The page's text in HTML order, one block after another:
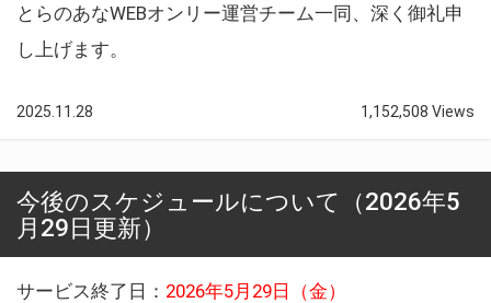
とらのあなWEBオンリー運営チーム一同、深く御礼申
し上げます。
2025.11.28 1,152,508 Views
今後のスケジュールについて（2026年5
月29日更新）
サービス終了日： 2026年5月29日（金）